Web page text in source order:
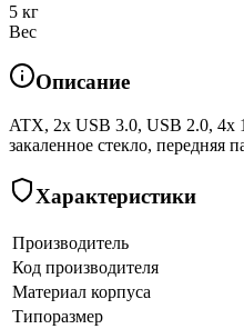
5 кг
Вес
Описание
ATX, 2x USB 3.0, USB 2.0, 4x
закаленное стекло, передняя
Характеристики
Производитель
Код производителя
Материал корпуса
Типоразмер